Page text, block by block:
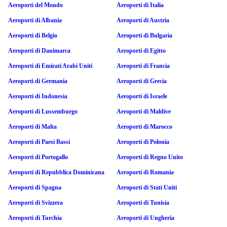
Aeroporti del Mondo Aeroporti di Italia
Aeroporti di Albania Aeroporti di Austria
Aeroporti di Belgio Aeroporti di Bulgaria
Aeroporti di Danimarca Aeroporti di Egitto
Aeroporti di Emirati Arabi Uniti Aeroporti di Francia
Aeroporti di Germania Aeroporti di Grecia
Aeroporti di Indonesia Aeroporti di Israele
Aeroporti di Lussemburgo Aeroporti di Maldive
Aeroporti di Malta Aeroporti di Marocco
Aeroporti di Paesi Bassi Aeroporti di Polonia
Aeroporti di Portogallo Aeroporti di Regno Unito
Aeroporti di Repubblica Dominicana Aeroporti di Romania
Aeroporti di Spagna Aeroporti di Stati Uniti
Aeroporti di Svizzera Aeroporti di Tunisia
Aeroporti di Turchia Aeroporti di Ungheria